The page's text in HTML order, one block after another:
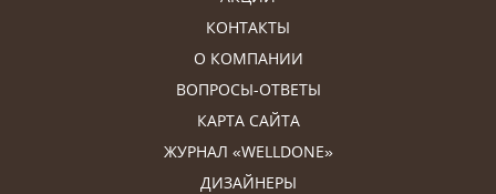
КОНТАКТЫ
О КОМПАНИИ
ВОПРОСЫ-ОТВЕТЫ
КАРТА САЙТА
ЖУРНАЛ «WELLDONE»
ДИЗАЙНЕРЫ